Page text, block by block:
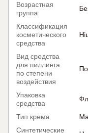
Возрастная
группа
Классификация
косметического
средства
Вид средства
для пиллинга
по степени
воздействия
Упаковка
средства
Тип крема
Синтетические